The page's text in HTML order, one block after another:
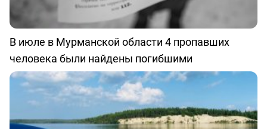
В июле в Мурманской области 4 пропавших
человека были найдены погибшими